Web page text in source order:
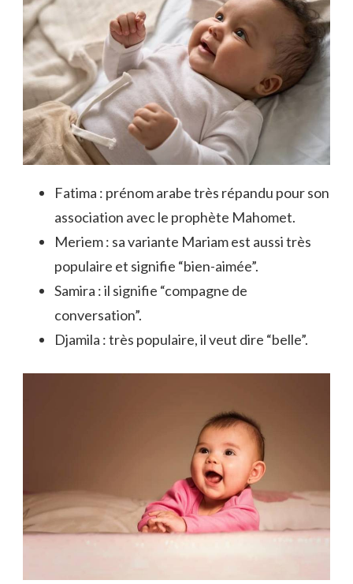
Fatima : prénom arabe très répandu pour son
association avec le prophète Mahomet.
Meriem : sa variante Mariam est aussi très
populaire et signifie “bien-aimée”.
Samira : il signifie “compagne de
conversation”.
Djamila : très populaire, il veut dire “belle”.